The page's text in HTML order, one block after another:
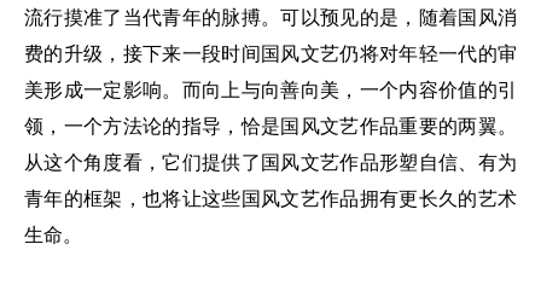
流行摸准了当代青年的脉搏。可以预见的是，随着国风消
费的升级，接下来一段时间国风文艺仍将对年轻一代的审
美形成一定影响。而向上与向善向美，一个内容价值的引
领，一个方法论的指导，恰是国风文艺作品重要的两翼。
从这个角度看，它们提供了国风文艺作品形塑自信、有为
青年的框架，也将让这些国风文艺作品拥有更长久的艺术
生命。